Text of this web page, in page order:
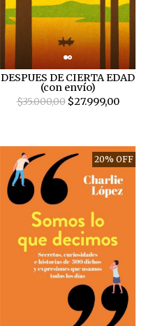
DESPUES DE CIERTA EDAD
(con envío)
$35.000,00$27.999,00
20% OFF